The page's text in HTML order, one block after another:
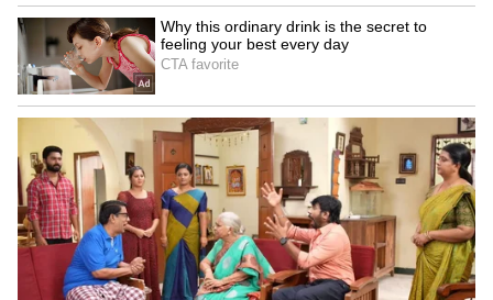
Today Silver Rate
வெள்ளி விலை 70 காசுகள் உயர்ந்து கிராம்
வெள்ளி ரூ.88.70க்கு விற்பனை
செய்யப்படுகிறது. மேலும் ஒரு கிலோ
வெள்ளி ரூ.90,700க்கும் விற்பனை